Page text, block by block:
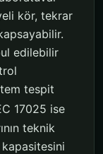
kör, tekrar
edilebilir
tespit
17025 ise
teknik